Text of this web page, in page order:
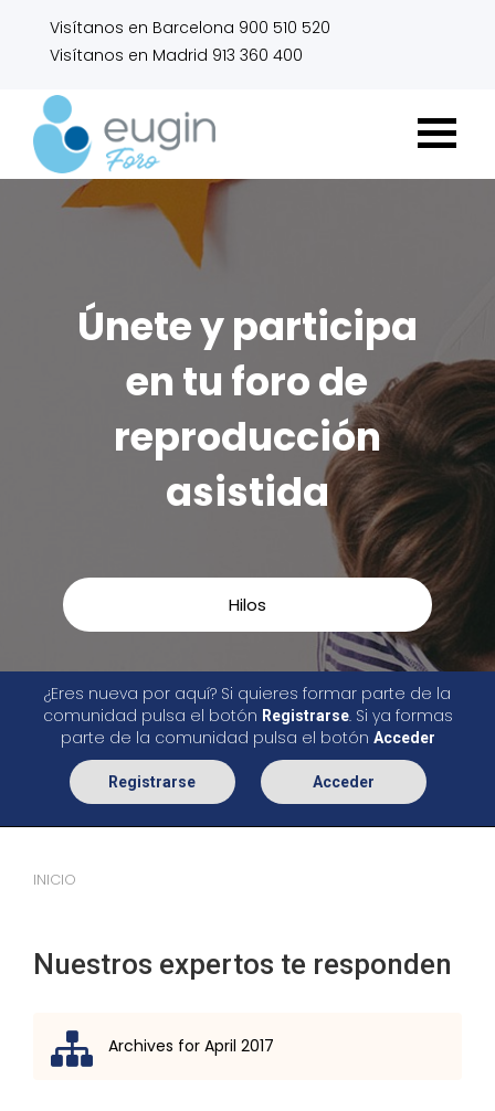
Visítanos en Barcelona 900 510 520
Visítanos en Madrid 913 360 400
Únete y participa
en tu foro de
reproducción
asistida
Hilos
¿Eres nueva por aquí? Si quieres formar parte de la
comunidad pulsa el botón Registrarse. Si ya formas
parte de la comunidad pulsa el botón Acceder
Registrarse Acceder
INICIO
Nuestros expertos te responden
Archives for April 2017